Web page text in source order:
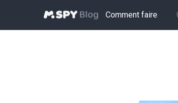
Comment faire